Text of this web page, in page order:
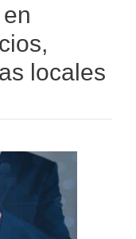
locales